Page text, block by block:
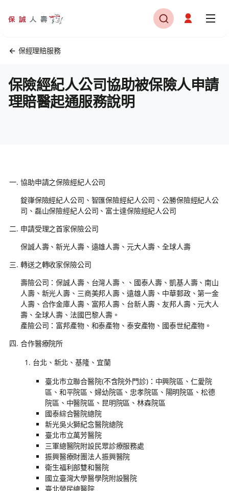
保經理賠服務
保險經紀人公司協助被保險人申請
理賠醫起通服務說明
協助申請之保險經紀人公司
錠嵂保險經紀人公司、智匯保險經紀人公司、公勝保險經紀人公
司、磊山保險經紀人公司、富士達保險經紀人公司
申請受理之首家保險公司
保誠人壽、新光人壽、遠雄人壽、元大人壽、全球人壽
轉送之轉收家保險公司
壽險公司：保誠人壽、台灣人壽、、國泰人壽、凱基人壽、南山
人壽、新光人壽、三商美邦人壽、遠雄人壽、中華郵政、第一金
人壽、合作金庫人壽、富邦人壽、台新人壽、友邦人壽、元大人
壽、全球人壽、法國巴黎人壽。
產險公司：富邦產物、和泰產物、泰安產物、國泰世紀產物。
合作醫療院所
台北、新北、基隆、宜蘭
臺北市立聯合醫院(不含院外門診)：中興院區、仁愛院
區、和平院區、婦幼院區、忠孝院區、陽明院區、松德
院區、中醫院區、昆明院區、林森院區
國泰綜合醫院總院
新光吳火獅紀念醫院總院
臺北市立萬芳醫院
三軍總醫院附設民眾診療服務處
振興醫療財團法人振興醫院
衛生福利部雙和醫院
國立臺灣大學醫學院附設醫院
臺北榮民總醫院